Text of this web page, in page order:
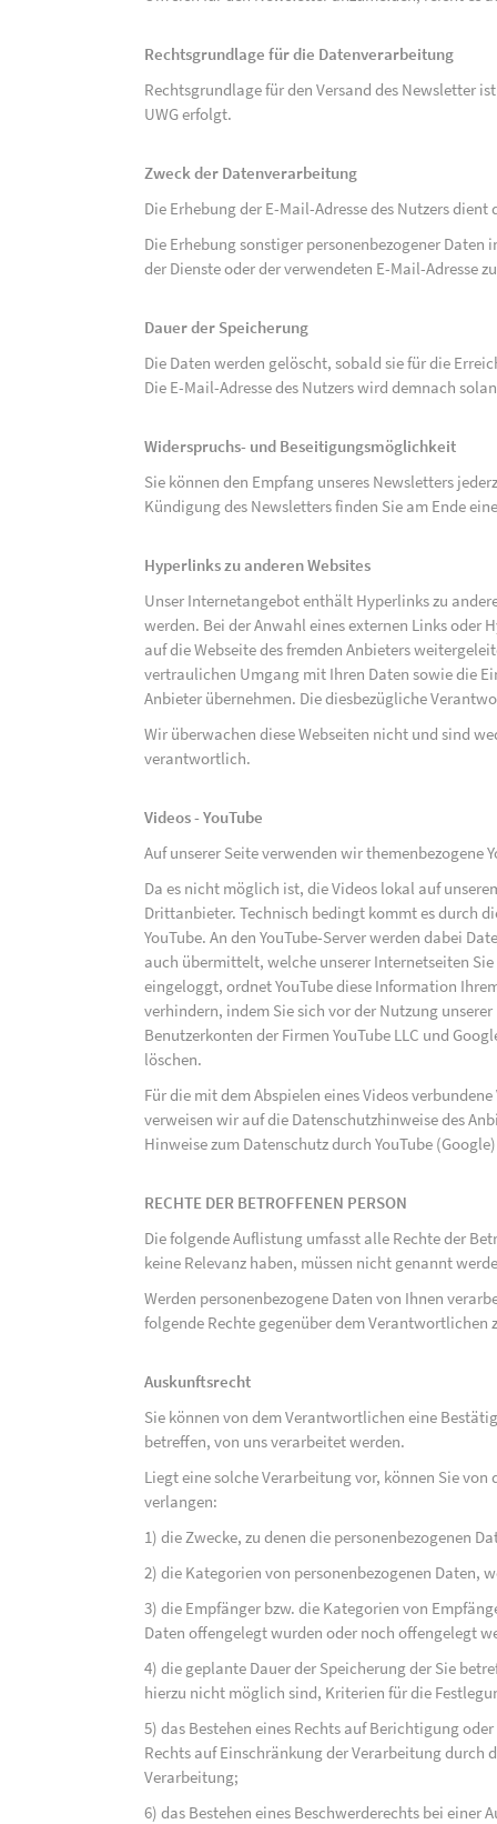
Rechtsgrundlage für die Datenverarbeitung
Rechtsgrundlage für den Versand des Newsletter ist
UWG erfolgt.
Zweck der Datenverarbeitung
Die Erhebung der E-Mail-Adresse des Nutzers
Die Erhebung sonstiger personenbezogener
der Dienste oder der verwendeten E-Mail-Adresse
Dauer der Speicherung
Die Daten werden gelöscht, sobald sie für die
Die E-Mail-Adresse des Nutzers wird demnach
Widerspruchs- und Beseitigungsmöglichkeit
Sie können den Empfang unseres Newsletters
Kündigung des Newsletters finden Sie am Ende
Hyperlinks zu anderen Websites
Unser Internetangebot enthält Hyperlinks zu
werden. Bei der Anwahl eines externen Links oder
auf die Webseite des fremden Anbieters
vertraulichen Umgang mit Ihren Daten sowie die
Anbieter übernehmen. Die diesbezügliche
Wir überwachen diese Webseiten nicht und sind
verantwortlich.
Videos - YouTube
Auf unserer Seite verwenden wir
Da es nicht möglich ist, die Videos lokal auf
Drittanbieter. Technisch bedingt kommt es durch
YouTube. An den YouTube-Server werden dabei
auch übermittelt, welche unserer Internetseiten
eingeloggt, ordnet YouTube diese Information
verhindern, indem Sie sich vor der Nutzung
Benutzerkonten der Firmen YouTube LLC und
löschen.
Für die mit dem Abspielen eines Videos
verweisen wir auf die Datenschutzhinweise des
Hinweise zum Datenschutz durch YouTube
RECHTE DER BETROFFENEN PERSON
Die folgende Auflistung umfasst alle Rechte der
keine Relevanz haben, müssen nicht genannt
Werden personenbezogene Daten von Ihnen
folgende Rechte gegenüber dem Verantwortlichen
Auskunftsrecht
Sie können von dem Verantwortlichen eine
betreffen, von uns verarbeitet werden.
Liegt eine solche Verarbeitung vor, können Sie
verlangen:
1) die Zwecke, zu denen die personenbezogenen
2) die Kategorien von personenbezogenen Daten,
3) die Empfänger bzw. die Kategorien von
Daten offengelegt wurden oder noch offengelegt
4) die geplante Dauer der Speicherung der Sie
hierzu nicht möglich sind, Kriterien für die
5) das Bestehen eines Rechts auf Berichtigung
Rechts auf Einschränkung der Verarbeitung durch
Verarbeitung;
6) das Bestehen eines Beschwerderechts bei einer